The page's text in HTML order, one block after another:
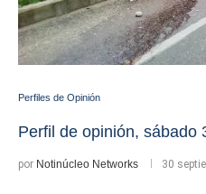
Perfiles de Opinión
Perfil de opinión, sábado
por Notinúcleo Networks 30